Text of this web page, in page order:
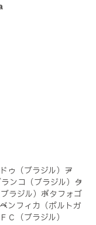
ゥ（ブラジル）→ア
ンコ（ブラジル）→ク
ラジル）→ボタフォゴ
ベンフィカ（ポルトガ
Ｃ（ブラジル）